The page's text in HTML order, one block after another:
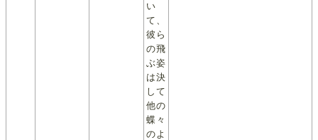
い
て、
彼ら
の飛
ぶ姿
は決
して
他の
蝶々
のよ